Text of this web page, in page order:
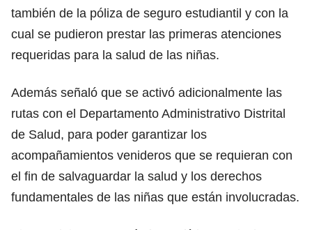
también de la póliza de seguro estudiantil y con la
cual se pudieron prestar las primeras atenciones
requeridas para la salud de las niñas.
Además señaló que se activó adicionalmente las
rutas con el Departamento Administrativo Distrital
de Salud, para poder garantizar los
acompañamientos venideros que se requieran con
el fin de salvaguardar la salud y los derechos
fundamentales de las niñas que están involucradas.